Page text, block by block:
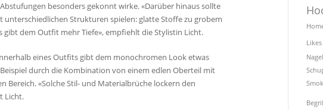
besonders gekonnt wirke. «Darüber hinaus sollte
unterschiedlichen Strukturen spielen: glatte Stoffe zu grobem
gibt dem Outfit mehr Tiefe», empfiehlt die Stylistin Licht.
eines Outfits gibt dem monochromen Look etwas
durch die Kombination von einem edlen Oberteil mit
Bereich. «Solche Stil- und Materialbrüche lockern den
Licht.
Likes